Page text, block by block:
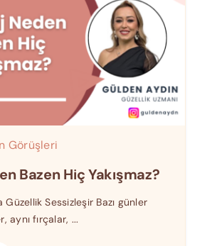
Görüşleri
Bazen Hiç Yakışmaz?
Sessizleşir Bazı günler
aynı fırçalar, ...